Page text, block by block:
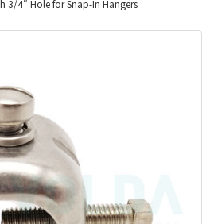
3/4″ Hole for Snap-In Hangers